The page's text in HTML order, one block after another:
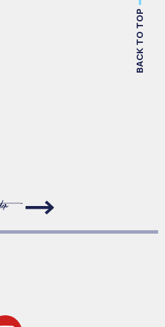
BACK TO TOP